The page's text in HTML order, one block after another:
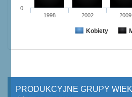
Kobiety
1998 2002 2009
0
PRODUKCYJNE GRUPY